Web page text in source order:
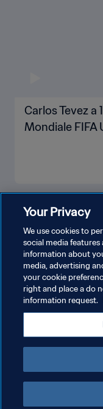
Carlos Tevez a
Mondiale FIFA
PRIVACY POLICY
GESTISCI LE TUE
Copyright © 1994 - 2026 FIFA.
Your Privacy
We use cookies to
social media features
information about
media, advertising
your cookie
right and place a do
information request.